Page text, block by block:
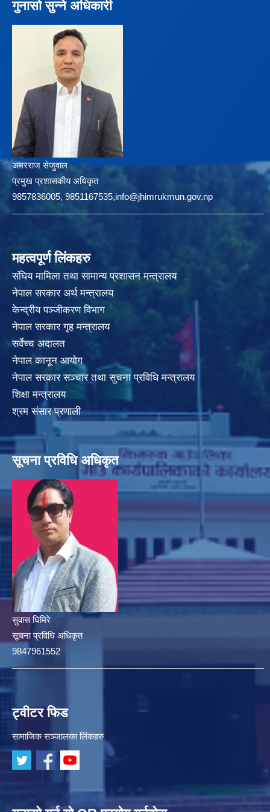
गुनासो सुन्ने अधिकारी
अमरराज सेजुवाल
प्रमुख प्रशासकीय अधिकृत
9857836005, 9851167535,info@jhimrukmun.gov.np
महत्वपूर्ण लिंकहरु
संघिय मामिला तथा सामान्य प्रशासन मन्त्रालय
नेपाल सरकार अर्थ मन्त्रालय
केन्द्रीय पञ्जीकरण विभाग
नेपाल सरकार गृह मन्त्रालय
सर्वेच्च अदालत
नेपाल कानून आयोग
नेपाल सरकार सञ्चार तथा सुचना प्रविधि मन्त्रालय
शिक्षा मन्त्रालय
श्रम संसार प्रणाली
सूचना प्रविधि अधिकृत
सुवास घिमिरे
सूचना प्रविधि अधिकृत
9847961552
ट्वीटर फिड
सामाजिक सञ्जालका लिंकहरु